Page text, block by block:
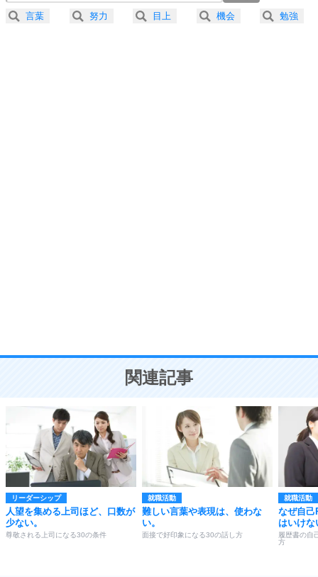
プラス思考
ことが大切。
2.5倍速 （203KB 51秒）
3.0倍速 （170KB 43秒）
言葉 努力 目上 機会 勉強
関連記事
リーダーシップ
人望を集める上司ほど、口数が
少ない。
尊敬される上司になる30の条件
就職活動
難しい言葉や表現は、使わな
い。
面接で好印象になる30の話し方
就職活動
なぜ自己
はいけな
履歴書の自
方